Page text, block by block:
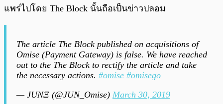
แพร่ไปโดย The Block นั้นถือเป็นข่าวปลอม
The article The Block published on acquisitions of
Omise (Payment Gateway) is false. We have reached
out to the The Block to rectify the article and take
the necessary actions. #omise #omisego
— JUNΞ (@JUN_Omise) March 30, 2019